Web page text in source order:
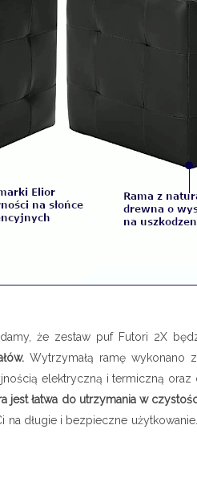
że zestaw puf Futori 2X
Wytrzymałą ramę wykonano
elektryczną i termiczną oraz
jest łatwa do utrzymania w
długie i bezpieczne